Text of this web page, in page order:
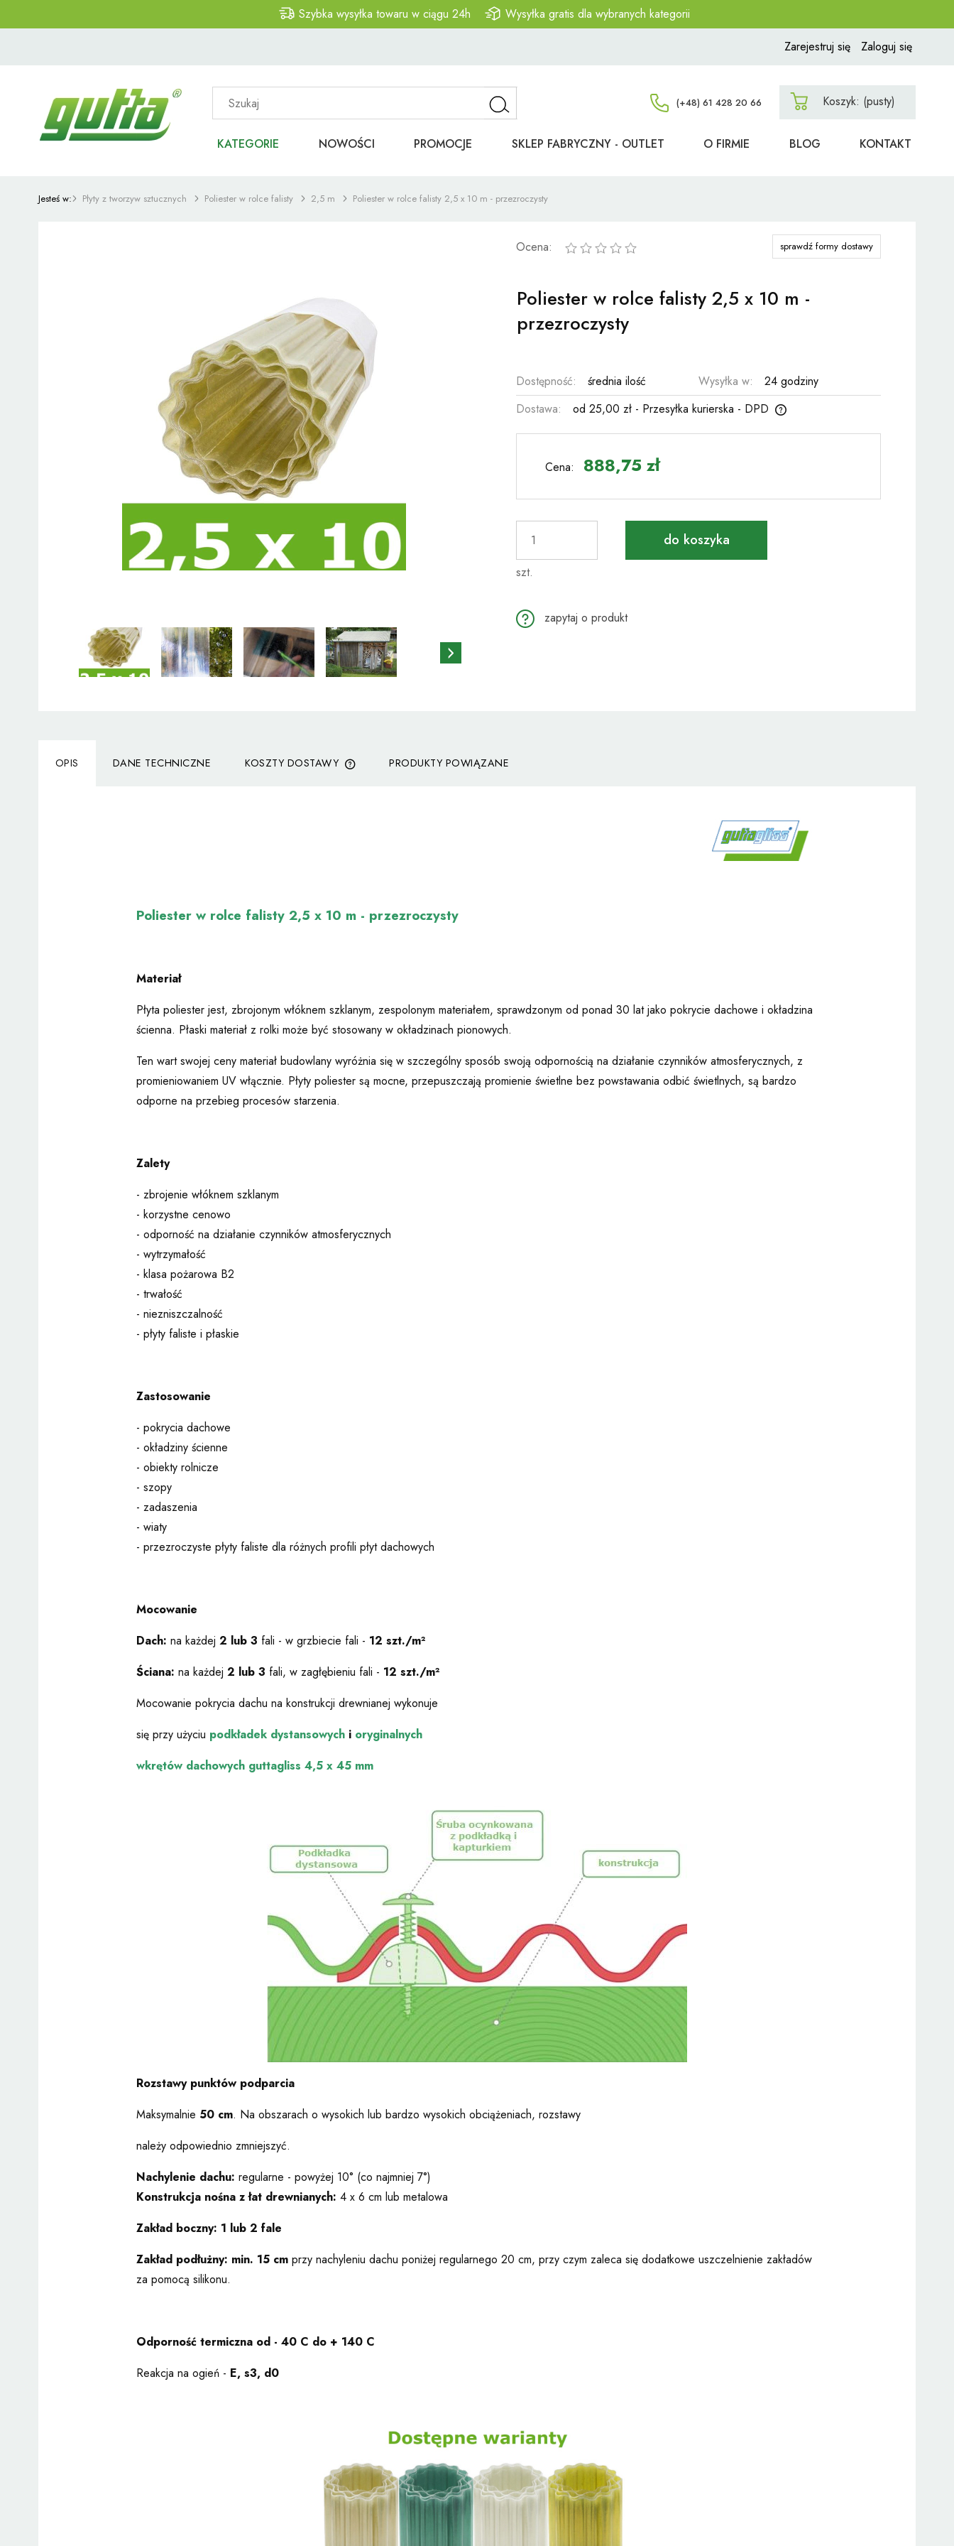
Szybka wysyłka towaru w ciągu 24h
Wysyłka gratis dla wybranych kategorii
Zarejestruj się
Zaloguj się
Koszyk: (pusty)
KATEGORIE NOWOŚCI PROMOCJE SKLEP FABRYCZNY - OUTLET O FIRMIE BLOG KONTAKT
Jesteś w: Płyty z tworzyw sztucznych Poliester w rolce falisty 2,5 m Poliester w rolce falisty 2,5 x 10 m - przezroczysty
Poliester w rolce falisty 2,5 x 10 m -
przezroczysty
Dostępność: średnia ilość Wysyłka w:
24 godziny
Dostawa:
od 25,00 zł - Przesyłka kurierska - DPD
płatności
sprawdź formy dostawy
Cena: 888,75 zł
szt.
do koszyka
Ocena:
zapytaj o produkt
OPIS DANE TECHNICZNE KOSZTY DOSTAWY PRODUKTY POWIĄZANE
Poliester w rolce falisty 2,5 x 10 m - przezroczysty
Materiał
Płyta poliester jest, zbrojonym włóknem szklanym, zespolonym materiałem, sprawdzonym od ponad 30 lat jako pokrycie dachowe i okładzina
ścienna. Płaski materiał z rolki może być stosowany w okładzinach pionowych.
Ten wart swojej ceny materiał budowlany wyróżnia się w szczególny sposób swoją odpornością na działanie czynników atmosferycznych, z
promieniowaniem UV włącznie. Płyty poliester są mocne, przepuszczają promienie świetlne bez powstawania odbić świetlnych, są bardzo
odporne na przebieg procesów starzenia.
Zalety
- zbrojenie włóknem szklanym
- korzystne cenowo
- odporność na działanie czynników atmosferycznych
- wytrzymałość
- klasa pożarowa B2
- trwałość
- niezniszczalność
- płyty faliste i płaskie
Zastosowanie
- pokrycia dachowe
- okładziny ścienne
- obiekty rolnicze
- szopy
- zadaszenia
- wiaty
- przezroczyste płyty faliste dla różnych profili płyt dachowych
Mocowanie
Dach: na każdej 2 lub 3 fali - w grzbiecie fali - 12 szt./m²
Ściana: na każdej 2 lub 3 fali, w zagłębieniu fali - 12 szt./m²
Mocowanie pokrycia dachu na konstrukcji drewnianej wykonuje
się przy użyciu podkładek dystansowych i oryginalnych
wkrętów dachowych guttagliss 4,5 x 45 mm
Rozstawy punktów podparcia
Maksymalnie 50 cm. Na obszarach o wysokich lub bardzo wysokich obciążeniach, rozstawy
należy odpowiednio zmniejszyć.
Nachylenie dachu: regularne - powyżej 10° (co najmniej 7°)
Konstrukcja nośna z łat drewnianych: 4 x 6 cm lub metalowa
Zakład boczny: 1 lub 2 fale
Zakład podłużny: min. 15 cm przy nachyleniu dachu poniżej regularnego 20 cm, przy czym zaleca się dodatkowe uszczelnienie zakładów
za pomocą silikonu.
Odporność termiczna od - 40 C do + 140 C
Reakcja na ogień - E, s3, d0